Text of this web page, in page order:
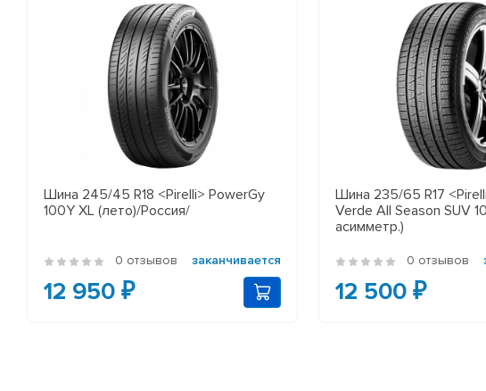
Шина 245/45 R18 <Pirelli> PowerGy
100Y XL (лето)/Россия/
0 отзывов заканчивается
12 950 ₽
Шина 235/65 R17
Verde All Season SUV
асимметр.)
0 отзывов
12 500 ₽